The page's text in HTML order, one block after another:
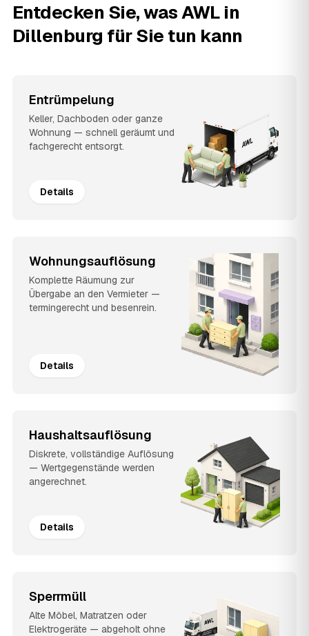
Entdecken Sie, was AWL in
Dillenburg für Sie tun kann
Entrümpelung
Keller, Dachboden oder ganze
Wohnung — schnell geräumt und
fachgerecht entsorgt.
Details
Wohnungsauflösung
Komplette Räumung zur
Übergabe an den Vermieter —
termingerecht und besenrein.
Details
Haushaltsauflösung
Diskrete, vollständige Auflösung
— Wertgegenstände werden
angerechnet.
Details
Sperrmüll
Alte Möbel, Matratzen oder
Elektrogeräte — abgeholt ohne